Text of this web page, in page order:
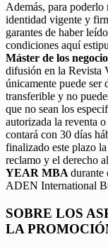
Además, para poderlo
identidad vigente y
garantes de haber
condiciones aquí
Máster de los
difusión en la Revista
únicamente puede ser
transferible y no
que no sean los
autorizada la reventa
contará con 30 días
finalizado este plazo
reclamo y el derecho
YEAR MBA durante
ADEN International
SOBRE LOS
LA